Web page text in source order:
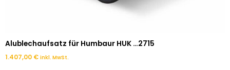
Alublechaufsatz für Humbaur HUK …2715
1.407,00 € inkl. MwSt.